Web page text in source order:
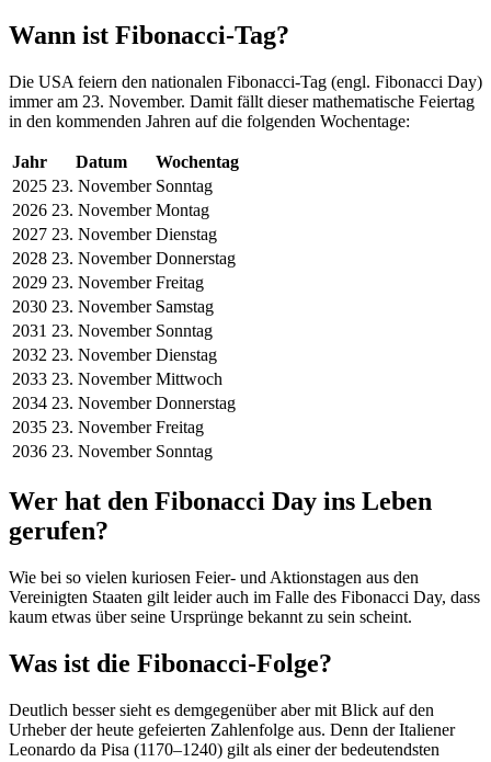
Wann ist Fibonacci-Tag?
Die USA feiern den nationalen Fibonacci-Tag (engl. Fibonacci Day)
immer am 23. November. Damit fällt dieser mathematische Feiertag
in den kommenden Jahren auf die folgenden Wochentage:
Jahr Datum
Wochentag
2025 23. November Sonntag
2026 23. November Montag
2027 23. November Dienstag
2028 23. November Donnerstag
2029 23. November Freitag
2030 23. November Samstag
2031 23. November Sonntag
2032 23. November Dienstag
2033 23. November Mittwoch
2034 23. November Donnerstag
2035 23. November Freitag
2036 23. November Sonntag
Wer hat den Fibonacci Day ins Leben
gerufen?
Wie bei so vielen kuriosen Feier- und Aktionstagen aus den
Vereinigten Staaten gilt leider auch im Falle des Fibonacci Day, dass
kaum etwas über seine Ursprünge bekannt zu sein scheint.
Was ist die Fibonacci-Folge?
Deutlich besser sieht es demgegenüber aber mit Blick auf den
Urheber der heute gefeierten Zahlenfolge aus. Denn der Italiener
Leonardo da Pisa (1170–1240) gilt als einer der bedeutendsten